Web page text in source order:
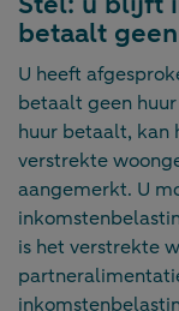
betaalt
U heeft
betaalt geen
huur betaalt, kan
verstrekte
aangemerkt. U
is het verstrekte